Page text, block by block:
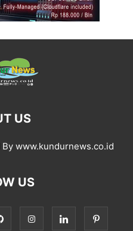
US
www.kundurnews.co.id
US